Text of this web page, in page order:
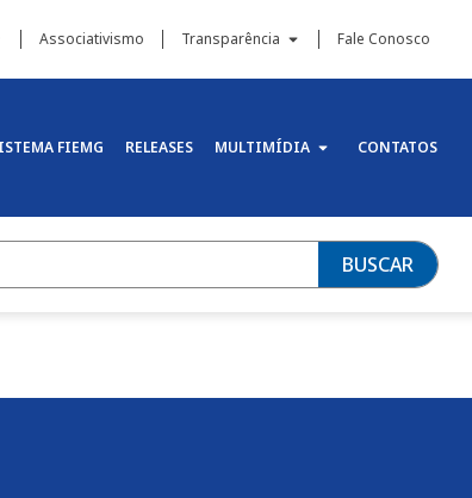
Associativismo Transparência Fale Conosco
FIEMG RELEASES MULTIMÍDIA CONTATOS
BUSCAR